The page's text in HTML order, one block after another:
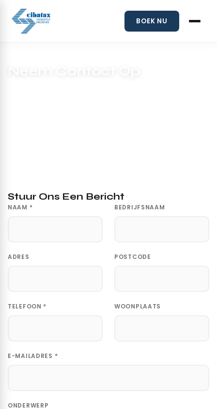
BOEK NU
Stuur Ons Een Bericht
NAAM * BEDRIJFSNAAM
ADRES POSTCODE
TELEFOON * WOONPLAATS
E-MAILADRES *
ONDERWERP